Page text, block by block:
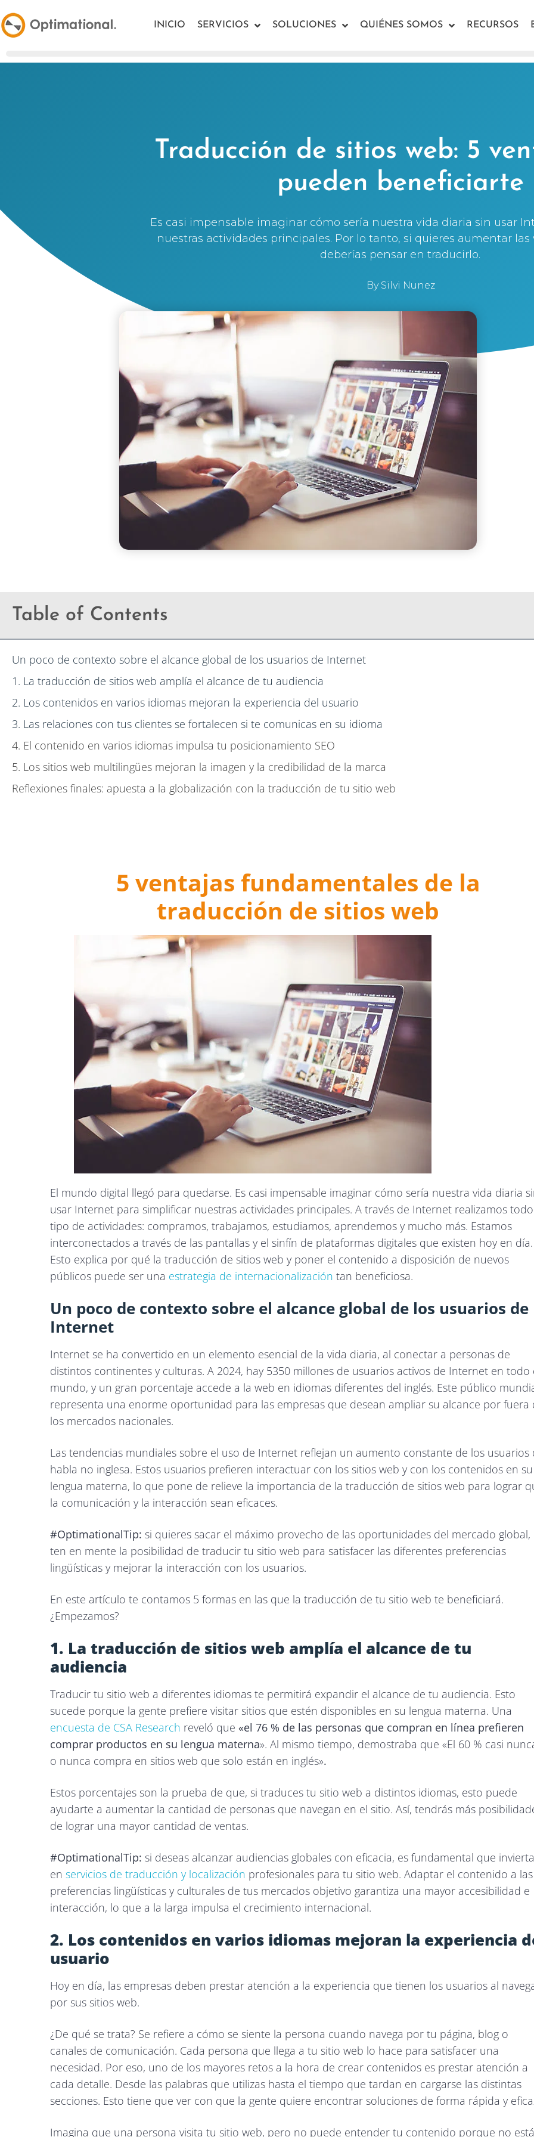
INICIO SERVICIOS SOLUCIONES QUIÉNES SOMOS RECURSOS
Traducción de sitios web: 5
pueden beneficiarte
Es casi impensable imaginar cómo sería nuestra vida diaria sin usar
nuestras actividades principales. Por lo tanto, si quieres aumentar las
deberías pensar en traducirlo.
BySilvi Nunez
Table of Contents
Un poco de contexto sobre el alcance global de los usuarios de Internet
1. La traducción de sitios web amplía el alcance de tu audiencia
2. Los contenidos en varios idiomas mejoran la experiencia del usuario
3. Las relaciones con tus clientes se fortalecen si te comunicas en su idioma
4. El contenido en varios idiomas impulsa tu posicionamiento SEO
5. Los sitios web multilingües mejoran la imagen y la credibilidad de la marca
Reflexiones finales: apuesta a la globalización con la traducción de tu sitio web
5 ventajas fundamentales de la
traducción de sitios web
El mundo digital llegó para quedarse. Es casi impensable imaginar cómo sería nuestra vida diaria
usar Internet para simplificar nuestras actividades principales. A través de Internet realizamos todo
tipo de actividades: compramos, trabajamos, estudiamos, aprendemos y mucho más. Estamos
interconectados a través de las pantallas y el sinfín de plataformas digitales que existen hoy en día.
Esto explica por qué la traducción de sitios web y poner el contenido a disposición de nuevos
públicos puede ser una estrategia de internacionalización tan beneficiosa.
Un poco de contexto sobre el alcance global de los usuarios de
Internet
Internet se ha convertido en un elemento esencial de la vida diaria, al conectar a personas de
distintos continentes y culturas. A 2024, hay 5350 millones de usuarios activos de Internet en todo
mundo, y un gran porcentaje accede a la web en idiomas diferentes del inglés. Este público
representa una enorme oportunidad para las empresas que desean ampliar su alcance por fuera
los mercados nacionales.
Las tendencias mundiales sobre el uso de Internet reflejan un aumento constante de los usuarios
habla no inglesa. Estos usuarios prefieren interactuar con los sitios web y con los contenidos en su
lengua materna, lo que pone de relieve la importancia de la traducción de sitios web para lograr
la comunicación y la interacción sean eficaces.
#OptimationalTip: si quieres sacar el máximo provecho de las oportunidades del mercado global,
ten en mente la posibilidad de traducir tu sitio web para satisfacer las diferentes preferencias
lingüísticas y mejorar la interacción con los usuarios.
En este artículo te contamos 5 formas en las que la traducción de tu sitio web te beneficiará.
¿Empezamos?
1. La traducción de sitios web amplía el alcance de tu
audiencia
Traducir tu sitio web a diferentes idiomas te permitirá expandir el alcance de tu audiencia. Esto
sucede porque la gente prefiere visitar sitios que estén disponibles en su lengua materna. Una
encuesta de CSA Research reveló que «el 76 % de las personas que compran en línea prefieren
comprar productos en su lengua materna». Al mismo tiempo, demostraba que «El 60 % casi
o nunca compra en sitios web que solo están en inglés».
Estos porcentajes son la prueba de que, si traduces tu sitio web a distintos idiomas, esto puede
ayudarte a aumentar la cantidad de personas que navegan en el sitio. Así, tendrás más
de lograr una mayor cantidad de ventas.
#OptimationalTip: si deseas alcanzar audiencias globales con eficacia, es fundamental que
en servicios de traducción y localización profesionales para tu sitio web. Adaptar el contenido a las
preferencias lingüísticas y culturales de tus mercados objetivo garantiza una mayor accesibilidad e
interacción, lo que a la larga impulsa el crecimiento internacional.
2. Los contenidos en varios idiomas mejoran la experiencia
usuario
Hoy en día, las empresas deben prestar atención a la experiencia que tienen los usuarios al
por sus sitios web.
¿De qué se trata? Se refiere a cómo se siente la persona cuando navega por tu página, blog o
canales de comunicación. Cada persona que llega a tu sitio web lo hace para satisfacer una
necesidad. Por eso, uno de los mayores retos a la hora de crear contenidos es prestar atención a
cada detalle. Desde las palabras que utilizas hasta el tiempo que tardan en cargarse las distintas
secciones. Esto tiene que ver con que la gente quiere encontrar soluciones de forma rápida y
Imagina que una persona visita tu sitio web, pero no puede entender tu contenido porque no está